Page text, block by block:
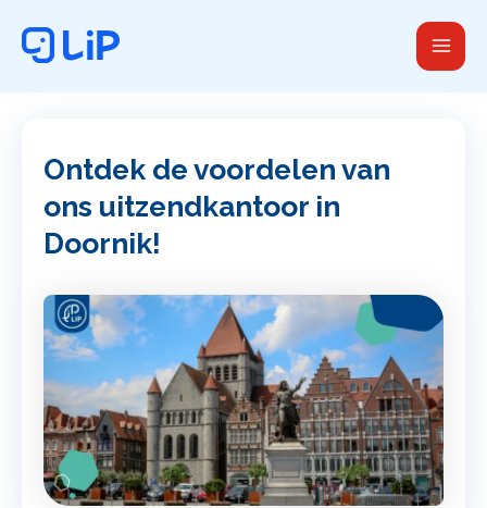
naar
Ontdek de voordelen van
ons uitzendkantoor in
Doornik!